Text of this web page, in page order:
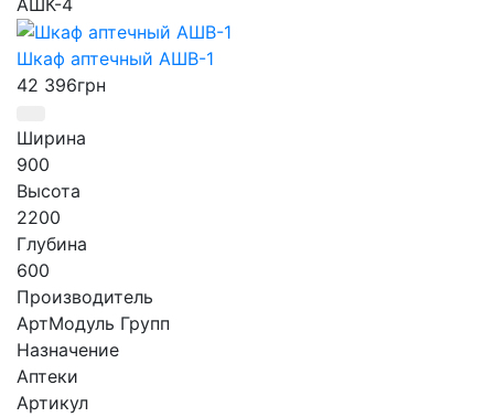
Шкаф аптечный АШВ-1
42 396грн
Ширина
900
Высота
2200
Глубина
600
Производитель
АртМодуль Групп
Назначение
Аптеки
Артикул